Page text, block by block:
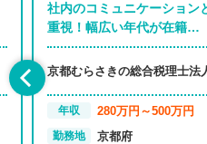
社内のコミュニケーション
重視！幅広い年代が在籍…
京都むらさきの総合税理士法
年収 280万円～500万円
勤務地 京都府